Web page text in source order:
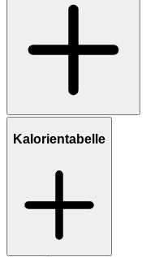
Kalorientabelle